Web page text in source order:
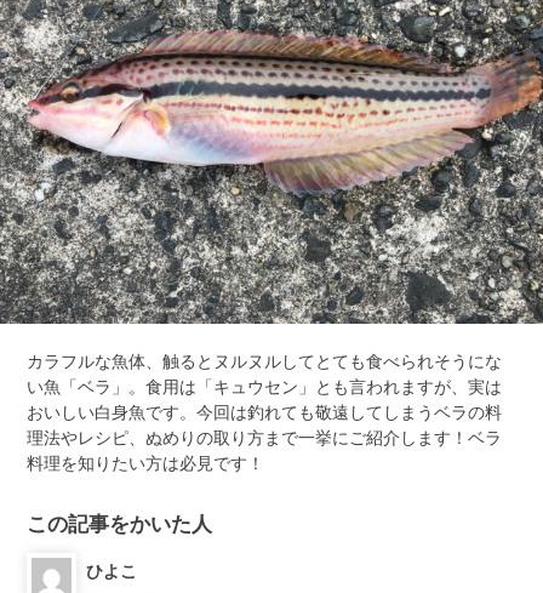
カラフルな魚体、触るとヌルヌルしてとても食べられそうにな
い魚「ベラ」。食用は「キュウセン」とも言われますが、実は
おいしい白身魚です。今回は釣れても敬遠してしまうベラの料
理法やレシピ、ぬめりの取り方まで一挙にご紹介します！ベラ
料理を知りたい方は必見です！
この記事をかいた人
ひよこ